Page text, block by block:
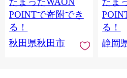
ティ フラワーパック
トイレットペーパー
日本製紙クレシア] 秋
田県秋田市
POINTで寄附でき
る！
秋田県秋田市
シング
香りつ
品 備蓄
る！
静岡